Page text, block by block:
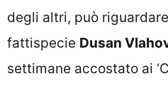
degli altri, può
fattispecie Dusan
settimane accostato ai